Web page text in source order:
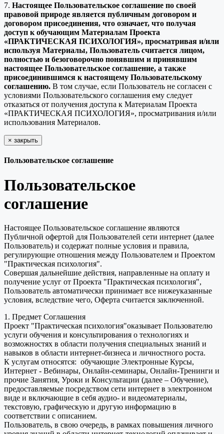
7. Настоящее Пользовательское соглашение по своей
правовой природе является публичным договором и
договором присоединения, что означает, что получая
доступ к обучающим Материалам Проекта
«ПРАКТИЧЕСКАЯ ПСИХОЛОГИЯ», просматривая и/или
используя Материалы, Пользователь считается лицом,
полностью и безоговорочно понявшим и принявшим
настоящее Пользовательское соглашение, а также
присоединившимся к настоящему Пользовательскому
соглашению. В том случае, если Пользователь не согласен с
условиями Пользовательского соглашения ему следует
отказаться от получения доступа к Материалам Проекта
«ПРАКТИЧЕСКАЯ ПСИХОЛОГИЯ», просматривания и/или
использования Материалов.
× закрыть
Пользовательское соглашение
Пользовательское
соглашение
Настоящее Пользовательское соглашение являются
Публичной офертой для Пользователей сети интернет (далее
Пользователь) и содержат полные условия и правила,
регулирующие отношения между Пользователем и Проектом
"Практическая психология".
Совершая дальнейшие действия, направленные на оплату и
получение услуг от Проекта "Практическая психология",
Пользователь автоматически принимает все нижеуказанные
условия, вследствие чего, Оферта считается заключенной.
1. Предмет Соглашения
Проект "Практическая психология"оказывает Пользователю
услуги обучения и консультирования о технологиях и
возможностях в области получения специальных знаний и
навыков в области интернет-бизнеса и личностного роста.
К услугам относятся: обучающие Электронные Курсы,
Интернет - Вебинары, Онлайн-семинары, Онлайн-Тренинги и
прочие Занятия, Уроки и Консультации (далее – Обучение),
предоставляемые посредством сети интернет в электронном
виде и включающие в себя аудио- и видеоматериалы,
текстовую, графическую и другую информацию в
соответствии с описанием.
Пользователь, в свою очередь, в рамках повышения личного